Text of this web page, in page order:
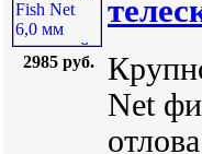
2985 руб.
Net